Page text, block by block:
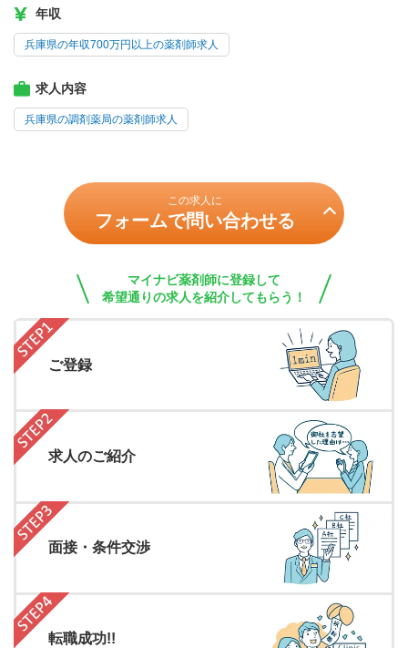
年収
兵庫県の年収700万円以上の薬剤師求人
求人内容
兵庫県の調剤薬局の薬剤師求人
この求人に
フォームで問い合わせる
マイナビ薬剤師に登録して
希望通りの求人を紹介してもらう！
ご登録
求人のご紹介
面接・条件交渉
転職成功!!